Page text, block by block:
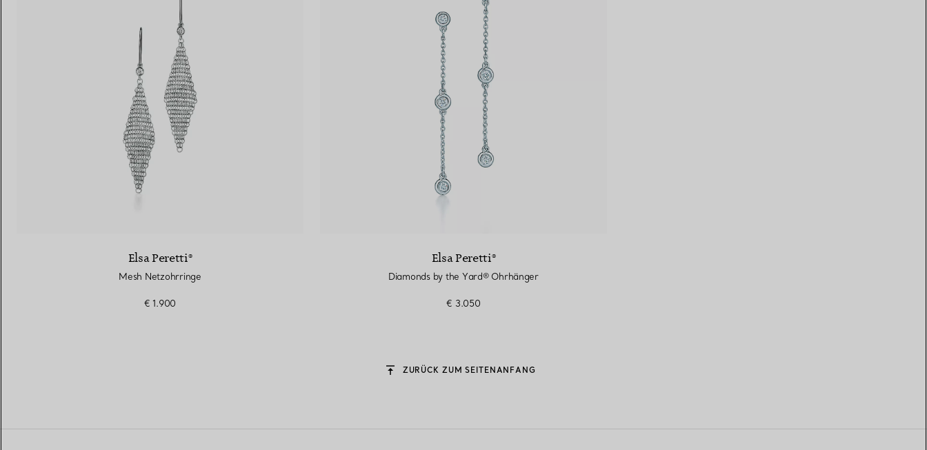
Elsa Peretti®
Mesh Netzohrringe
€ 1.900
Elsa Peretti®
Diamonds by the Yard® Ohrhänger
€ 3.050
ZURÜCK ZUM SEITENANFANG